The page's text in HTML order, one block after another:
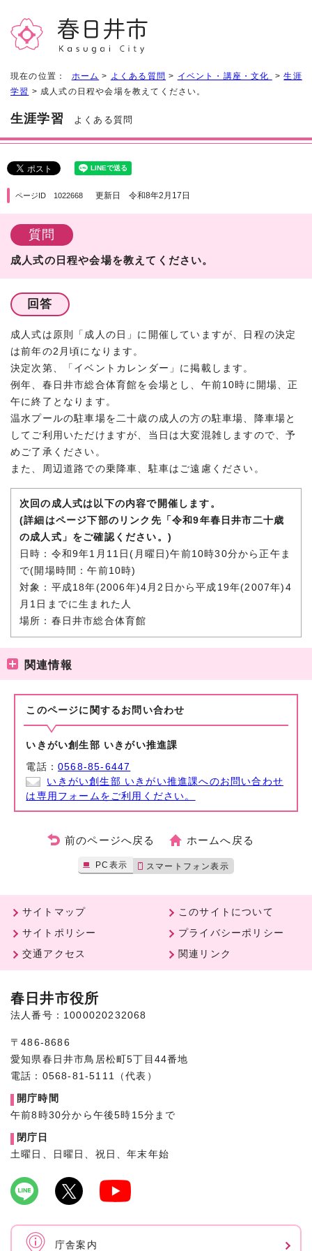
現在の位置： ホーム > よくある質問 > イベント・講座・文化 >生涯
学習 > 成人式の日程や会場を教えてください。
生涯学習 よくある質問
ページID 1022668 更新日 令和8年2月17日
質問
成人式の日程や会場を教えてください。
回答
成人式は原則「成人の日」に開催していますが、日程の決定
は前年の2月頃になります。
決定次第、「イベントカレンダー」に掲載します。
例年、春日井市総合体育館を会場とし、午前10時に開場、正
午に終了となります。
温水プールの駐車場を二十歳の成人の方の駐車場、降車場と
してご利用いただけますが、当日は大変混雑しますので、予
めご了承ください。
また、周辺道路での乗降車、駐車はご遠慮ください。
次回の成人式は以下の内容で開催します。
(詳細はページ下部のリンク先「令和9年春日井市二十歳
の成人式」をご確認ください。)
日時：令和9年1月11日(月曜日)午前10時30分から正午ま
で(開場時間：午前10時)
対象：平成18年(2006年)4月2日から平成19年(2007年)4
月1日までに生まれた人
場所：春日井市総合体育館
関連情報
このページに関する お問い合わせ
いきがい創生部 いきがい推進課
電話：0568-85-6447
いきがい創生部 いきがい推進課へのお問い合わせ
は専用フォームをご利用ください。
前のページへ戻る ホームへ戻る
PC表示 スマートフォン表示
サイトマップ
このサイトについて
サイトポリシー
プライバシーポリシー
交通アクセス
関連リンク
春日井市役所
法人番号：1000020232068
〒486-8686
愛知県春日井市鳥居松町5丁目44番地
電話：0568-81-5111（代表）
開庁時間
午前8時30分から午後5時15分まで
閉庁日
土曜日、日曜日、祝日、年末年始
庁舎案内